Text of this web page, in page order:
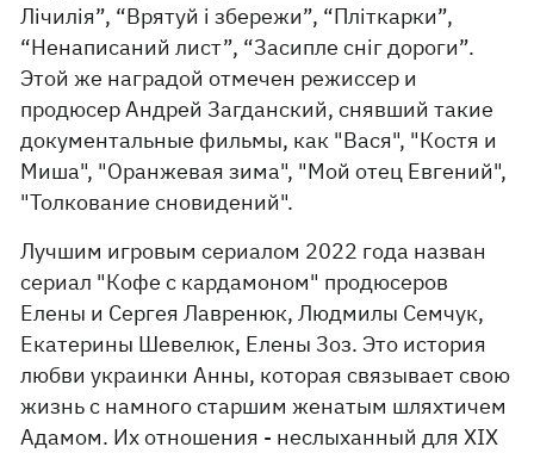
Лічилія”, “Врятуй і збережи”, “Пліткарки”,
“Ненаписаний лист”, “Засипле сніг дороги”.
Этой же наградой отмечен режиссер и
продюсер Андрей Загданский, снявший такие
документальные фильмы, как "Вася", "Костя и
Миша", "Оранжевая зима", "Мой отец Евгений",
"Толкование сновидений".
Лучшим игровым сериалом 2022 года назван
сериал "Кофе с кардамоном" продюсеров
Елены и Сергея Лавренюк, Людмилы Семчук,
Екатерины Шевелюк, Елены Зоз. Это история
любви украинки Анны, которая связывает свою
жизнь с намного старшим женатым шляхтичем
Адамом. Их отношения - неслыханный для XIX